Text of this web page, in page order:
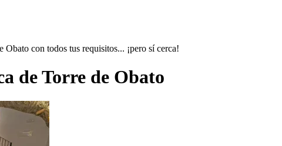
con todos tus requisitos... ¡pero sí cerca!
de Torre de Obato